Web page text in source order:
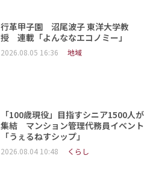
行革甲子園 沼尾波子 東洋大学教
授 連載「よんななエコノミー」
2026.08.05 16:36 地域
「100歳現役」目指すシニア1500人が
集結 マンション管理代務員イベント
「うぇるねすシップ」
2026.08.04 10:48 くらし